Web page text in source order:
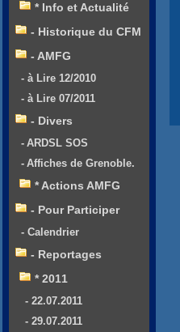
* Info et Actualité
- Historique du CFM
- AMFG
- à Lire 12/2010
- à Lire 07/2011
- Divers
- ARDSL SOS
- Affiches de Grenoble.
* Actions AMFG
- Pour Participer
- Calendrier
- Reportages
* 2011
- 22.07.2011
- 29.07.2011